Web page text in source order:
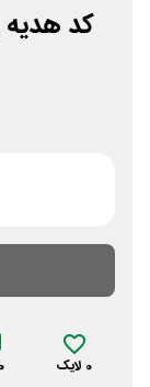
0 لایک 0